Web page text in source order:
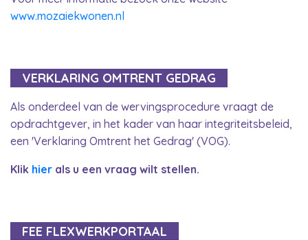
www.mozaiekwonen.nl
VERKLARING OMTRENT GEDRAG
Als onderdeel van de wervingsprocedure vraagt de
opdrachtgever, in het kader van haar integriteitsbeleid,
een 'Verklaring Omtrent het Gedrag' (VOG).
Klik hier als u een vraag wilt stellen.
FEE FLEXWERKPORTAAL